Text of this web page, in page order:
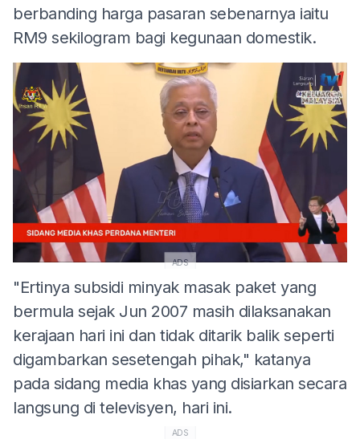
berbanding harga pasaran sebenarnya iaitu
RM9 sekilogram bagi kegunaan domestik.
ADS
"Ertinya subsidi minyak masak paket yang
bermula sejak Jun 2007 masih dilaksanakan
kerajaan hari ini dan tidak ditarik balik seperti
digambarkan sesetengah pihak," katanya
pada sidang media khas yang disiarkan secara
langsung di televisyen, hari ini.
ADS